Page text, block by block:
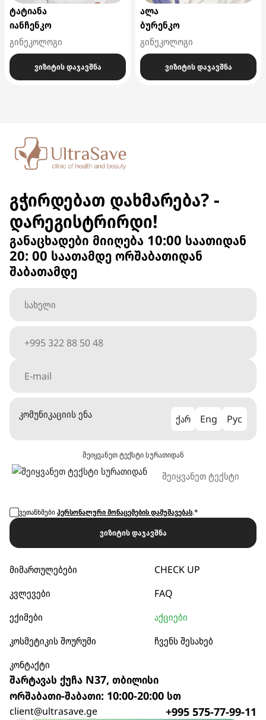
ტატიანა
იანჩენკო
გინეკოლოგი
ვიზიტის დაჯავშნა
ალა
ბურენკო
გინეკოლოგი
ვიზიტის დაჯავშნა
გჭირდებათ დახმარება? -
დარეგისტრირდი!
განაცხადები მიიღება 10:00 საათიდან
20: 00 საათამდე ორშაბათიდან
შაბათამდე
კომუნიკაციის ენა ქარ Eng Рус
შეიყვანეთ ტექსტი სურათიდან
ვეთანხმებიპერსონალური მონაცემების დამუშავებას.*
ვიზიტის დაჯავშნა
მიმართულებები
CHECK UP
კვლევები
FAQ
ექიმები
აქციები
კოსმეტიკის შოურუმი
ჩვენს შესახებ
კონტაქტი
შარტავას ქუჩა N37, თბილისი
ორშაბათი-შაბათი: 10:00-20:00 სთ
client@ultrasave.ge +995 575-77-99-11